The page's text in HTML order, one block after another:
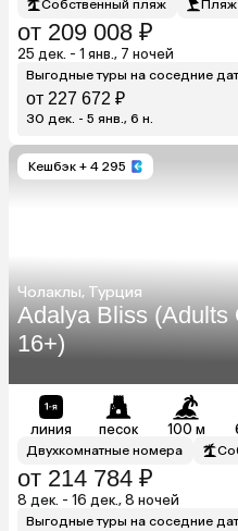
Собственный пляж
от 209 008 ₽
25 дек. - 1 янв., 7 ночей
Выгодные туры на соседние
от 227 672 ₽
30 дек. - 5 янв., 6 н.
Кешбэк + 4 295
Чолаклы, Турция
Adalya Bliss (Adults
16+)
линия песок 100 м
Двухкомнатные номера
от 214 784 ₽
8 дек. - 16 дек., 8 ночей
Выгодные туры на соседние